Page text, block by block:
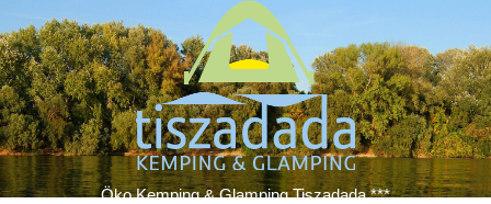
Öko Kemping & Glamping Tiszadada ***